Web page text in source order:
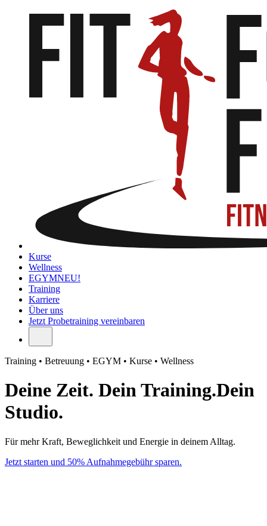
Kurse
Wellness
EGYMNEU!
Training
Karriere
Über uns
Jetzt Probetraining vereinbaren
Training • Betreuung • EGYM • Kurse • Wellness
Deine Zeit. Dein Training.Dein
Studio.
Für mehr Kraft, Beweglichkeit und Energie in deinem Alltag.
Jetzt starten und 50% Aufnahmegebühr sparen.